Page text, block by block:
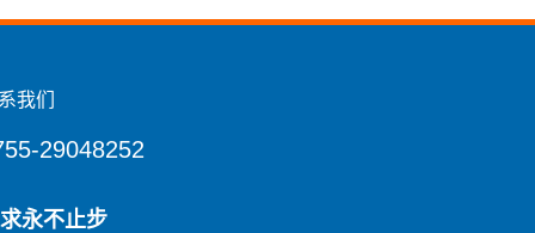
我们
29048252
永不止步